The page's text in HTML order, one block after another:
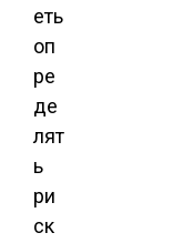
еть
оп
ре
де
лят
ь
ри
ск